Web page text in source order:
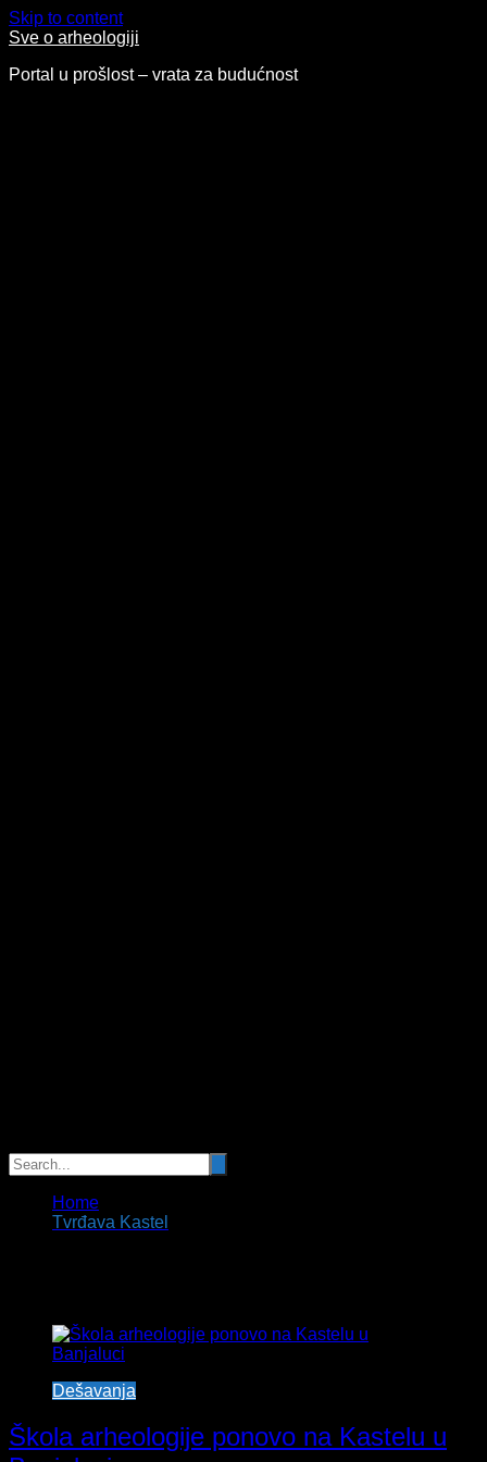
Skip to content
Sve o arheologiji
Portal u prošlost – vrata za budućnost
Home
Tvrđava Kastel
Dešavanja
Škola arheologije ponovo na Kastelu u